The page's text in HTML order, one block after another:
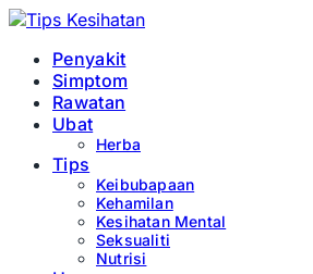
Penyakit
Simptom
Rawatan
Ubat
Herba
Tips
Keibubapaan
Kehamilan
Kesihatan Mental
Seksualiti
Nutrisi